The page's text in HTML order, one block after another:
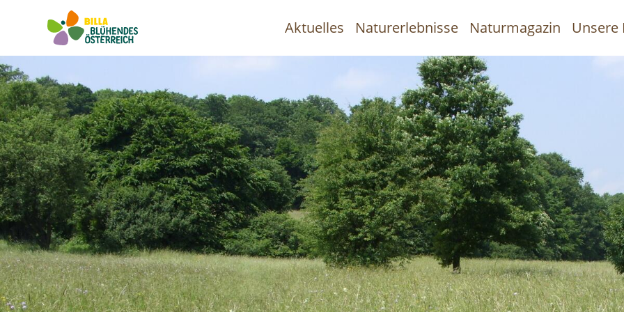
Direkt
zum
Inhalt
Hauptnavigation
Aktuelles Naturerlebnisse Naturmagazin Unsere
Image